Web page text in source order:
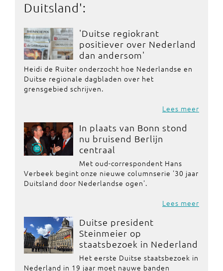
Duitsland':
'Duitse regiokrant
positiever over Nederland
dan andersom'
Heidi de Ruiter onderzocht hoe Nederlandse en
Duitse regionale dagbladen over het
grensgebied schrijven.
Lees meer
In plaats van Bonn stond
nu bruisend Berlijn
centraal
Met oud-correspondent Hans
Verbeek begint onze nieuwe columnserie '30 jaar
Duitsland door Nederlandse ogen'.
Lees meer
Duitse president
Steinmeier op
staatsbezoek in Nederland
Het eerste Duitse staatsbezoek in
Nederland in 19 jaar moet nauwe banden